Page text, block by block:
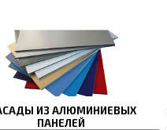
ИЗ АЛЮМИНИЕВЫХ
ПАНЕЛЕЙ